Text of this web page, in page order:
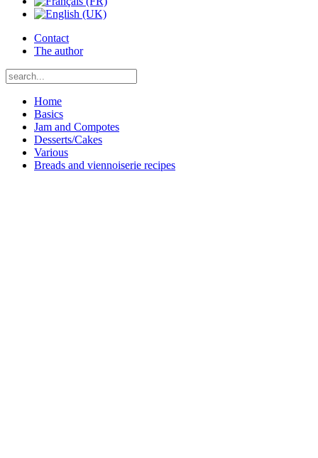
Contact
The author
Home
Basics
Jam and Compotes
Desserts/Cakes
Various
Breads and viennoiserie recipes